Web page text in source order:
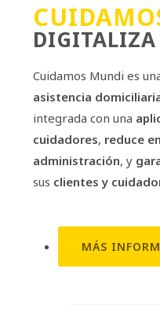
DIGITALIZA
Cuidamos Mundi es
asistencia
integrada con una
cuidadores, reduce
administración, y
sus clientes y
MÁS